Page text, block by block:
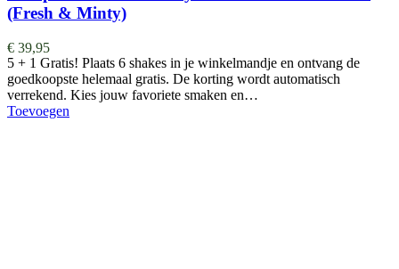
(Fresh & Minty)
€ 39,95
5 + 1 Gratis! Plaats 6 shakes in je winkelmandje en ontvang de
goedkoopste helemaal gratis. De korting wordt automatisch
verrekend. Kies jouw favoriete smaken en…
Toevoegen